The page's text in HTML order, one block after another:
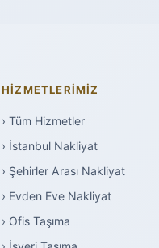
HIZMETLERIMIZ
› Tüm Hizmetler
› İstanbul Nakliyat
› Şehirler Arası Nakliyat
› Evden Eve Nakliyat
› Ofis Taşıma